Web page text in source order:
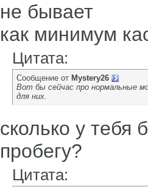
не бывает
как минимум
Цитата:
Сообщение от Mystery26
Вот бы сейчас про нормальные
для них.
сколько у тебя
пробегу?
Цитата: